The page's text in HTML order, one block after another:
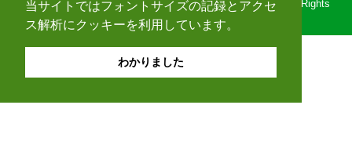
当サイトではフォントサイズの記録とアクセ
ス解析にクッキーを利用しています。
わかりました
Copyright© 1996-2026 Japan Network Information Center. All Rights
Reserved.